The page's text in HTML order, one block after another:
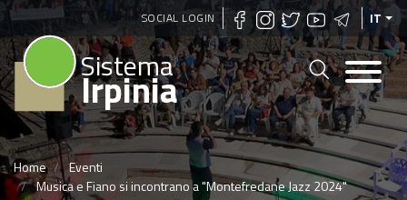
Salta
al
contenuto
principale
SOCIAL LOGIN IT
Sistema
Irpinia
Home
Eventi
Musica e Fiano si incontrano a "Montefredane Jazz 2024"